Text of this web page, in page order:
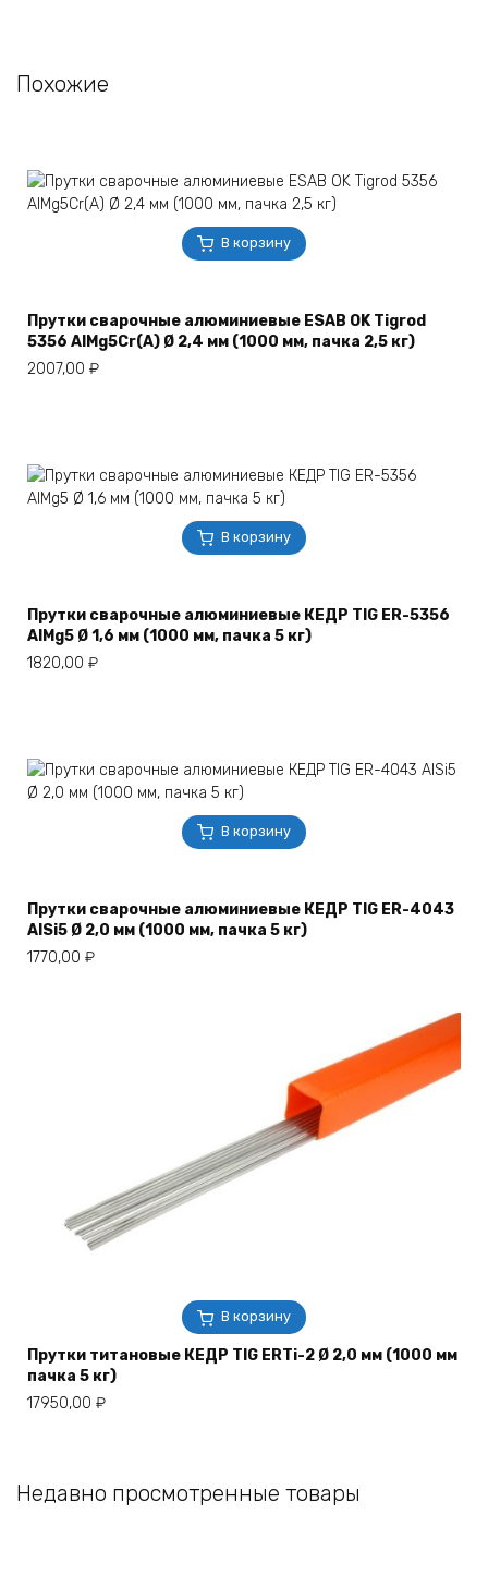
Похожие
В корзину
Прутки сварочные алюминиевые ESAB OK Tigrod
5356 AlMg5Cr(A) Ø 2,4 мм (1000 мм, пачка 2,5 кг)
2007,00 ₽
В корзину
Прутки сварочные алюминиевые КЕДР TIG ER-5356
AlMg5 Ø 1,6 мм (1000 мм, пачка 5 кг)
1820,00 ₽
В корзину
Прутки сварочные алюминиевые КЕДР TIG ER-4043
AlSi5 Ø 2,0 мм (1000 мм, пачка 5 кг)
1770,00 ₽
В корзину
Прутки титановые КЕДР TIG ERTi-2 Ø 2,0 мм (1000 мм
пачка 5 кг)
17950,00 ₽
Недавно просмотренные товары